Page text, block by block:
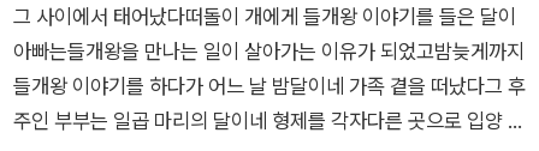
먹이를 제공하는 대신 통제와 복종을 요구합니다. 이는 사회와 제
도 속에서 살아가는 현대인들의 삶과도 맞닿아 있습니다. 이처럼
들개와 인간의 관계를 통해 길들여진 존재가 느끼는 불편함과 자
유에 대한 갈망을 선명히 드러내고 있습니다.특히 아빠의 들개왕
하길, 푸른 점을 가진 달 🐕💙⠀5.엄마가 아빠를 만난 건 견생 최
대의 불운이라고 했어. 물론 처음부터 그랬던 건 아니야. 아빠가
떠돌이 삶을 포기할 수 없다는 걸 알았다면 엄마는 아빠와 사랑에
빠지지도, 우리를 낳지도 않았을 테니까. 우리가 태어나고 석 달
그 사이에서 태어났다떠돌이 개에게 들개왕 이야기를 들은 달이
아빠는들개왕을 만나는 일이 살아가는 이유가 되었고밤늦게까지
들개왕 이야기를 하다가 어느 날 밤달이네 가족 곁을 떠났다그 후
주인 부부는 일곱 마리의 달이네 형제를 각자다른 곳으로 입양 보